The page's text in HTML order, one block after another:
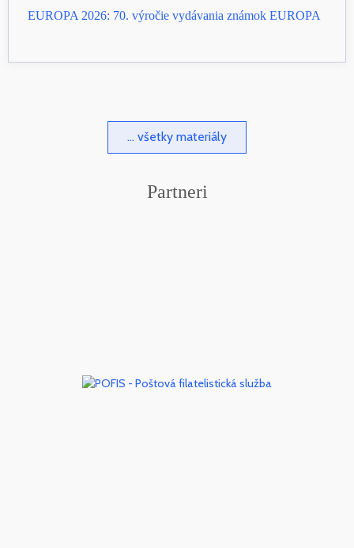
EUROPA 2026: 70. výročie vydávania známok EUROPA
... všetky materiály
Partneri